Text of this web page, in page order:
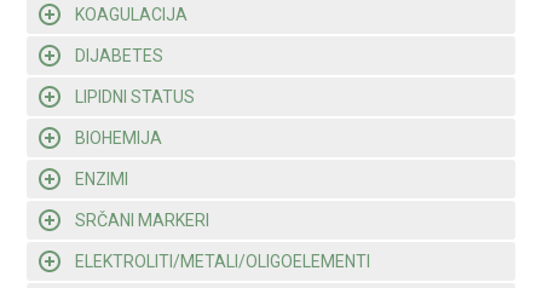
KOAGULACIJA
DIJABETES
LIPIDNI STATUS
BIOHEMIJA
ENZIMI
SRČANI MARKERI
ELEKTROLITI/METALI/OLIGOELEMENTI